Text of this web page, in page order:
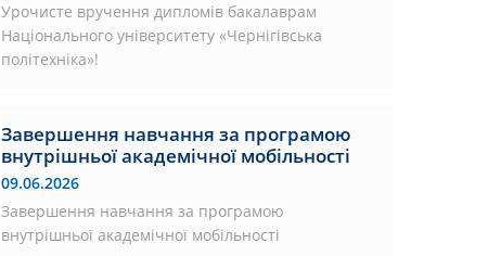
Урочисте вручення дипломів бакалаврам
Національного університету «Чернігівська
політехніка»!
Завершення навчання за програмою
внутрішньої академічної мобільності
09.06.2026
Завершення навчання за програмою
внутрішньої академічної мобільності